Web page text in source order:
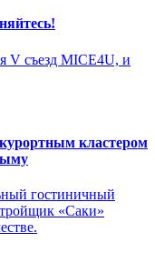
V съезд MICE4U, и
кластером
гостиничный
«Саки»